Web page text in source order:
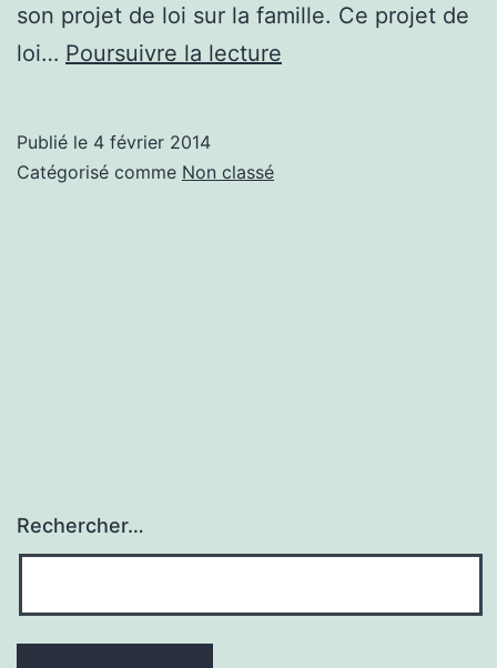
son projet de loi sur la famille. Ce projet de
loi… Poursuivre la lecture
Publié le 4 février 2014
Catégorisé comme Non classé
Rechercher…